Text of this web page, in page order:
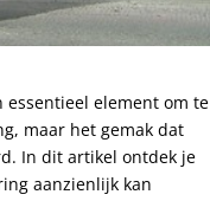
element om te
maar het gemak dat
In dit artikel ontdek je
aanzienlijk kan